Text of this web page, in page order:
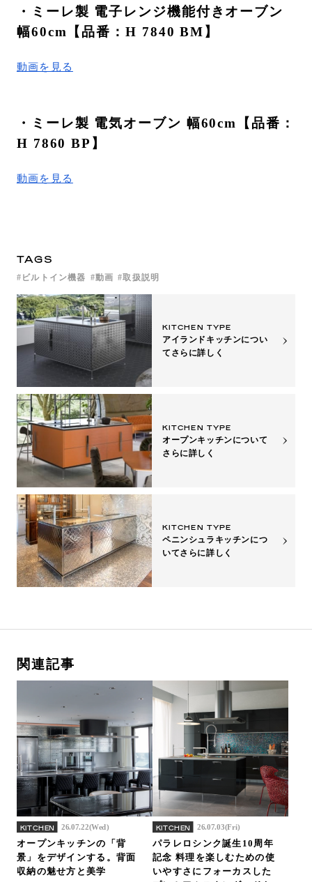
・ミーレ製 電子レンジ機能付きオーブン
幅60cm【品番：H 7840 BM】
動画を見る
・ミーレ製 電気オーブン 幅60cm【品番：
H 7860 BP】
動画を見る
TAGS
ビルトイン機器 動画 取扱説明
KITCHEN TYPE
アイランドキッチンについ
て さらに詳しく
KITCHEN TYPE
オープンキッチンについて
さらに詳しく
KITCHEN TYPE
ペニンシュラキッチンにつ
いてさらに詳しく
関連記事
KITCHEN 26.07.22(Wed)
オープンキッチンの「背
景」をデザインする。背面
収納の魅せ方と美学
KITCHEN 26.07.03(Fri)
パラレロシンク誕生10周年
記念 料理を楽しむための使
いやすさにフォーカスした